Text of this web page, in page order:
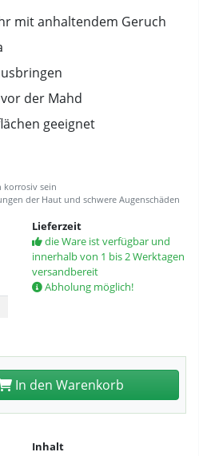
mit anhaltendem Geruch
der Mahd
geeignet
korrosiv sein
der Haut und schwere Augenschäden
Lieferzeit
die Ware ist verfügbar und
innerhalb von 1 bis 2 Werktagen
versandbereit
Abholung möglich!
In den Warenkorb
Inhalt